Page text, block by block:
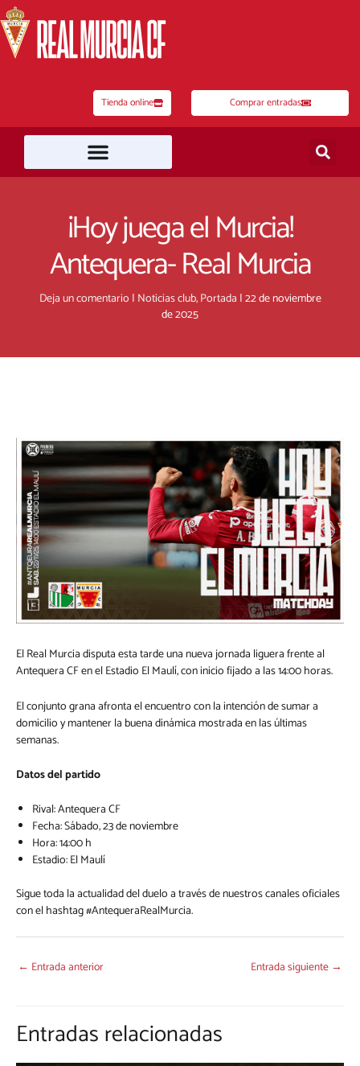
al
contenido
Tienda online Comprar entradas
¡Hoy juega el Murcia!
Antequera- Real Murcia
Deja un comentario | Noticias club,Portada |22 de noviembre
de 2025
El Real Murcia disputa esta tarde una nueva jornada liguera frente al
Antequera CF en el Estadio El Maulí, con inicio fijado a las 14:00 horas.
El conjunto grana afronta el encuentro con la intención de sumar a
domicilio y mantener la buena dinámica mostrada en las últimas
semanas.
Datos del partido
Rival: Antequera CF
Fecha: Sábado, 23 de noviembre
Hora: 14:00 h
Estadio: El Maulí
Sigue toda la actualidad del duelo a través de nuestros canales oficiales
con el hashtag #AntequeraRealMurcia.
← Entrada anterior Entrada siguiente →
Entradas relacionadas